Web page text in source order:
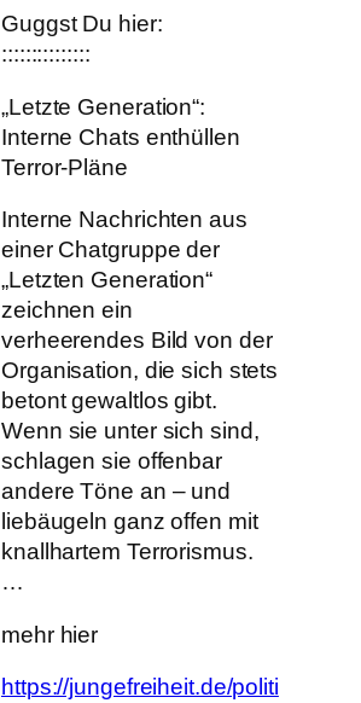
Guggst Du hier:
:::::::::::::::
„Letzte Generation“:
Interne Chats enthüllen
Terror-Pläne
Interne Nachrichten aus
einer Chatgruppe der
„Letzten Generation“
zeichnen ein
verheerendes Bild von der
Organisation, die sich stets
betont gewaltlos gibt.
Wenn sie unter sich sind,
schlagen sie offenbar
andere Töne an – und
liebäugeln ganz offen mit
knallhartem Terrorismus.
…
mehr hier
https://jungefreiheit.de/politi